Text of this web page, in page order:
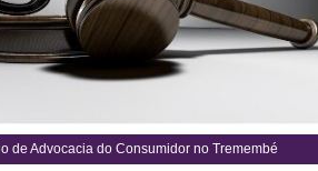
de Advocacia do Consumidor no Tremembé